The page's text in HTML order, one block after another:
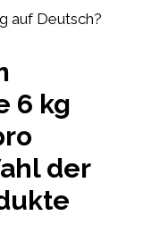
auf Deutsch?
6 kg
der